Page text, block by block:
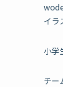
イラ
小学
チー